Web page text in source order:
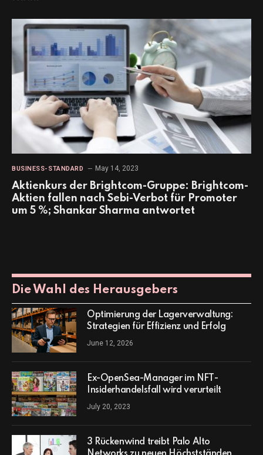
BUSINESS-STANDARD May 14, 2023
Aktienkurs der Brightcom-Gruppe: Brightcom-
Aktien fallen nach Sebi-Verbot für Promoter
um 5 %; Shankar Sharma antwortet
Die Wahl des Herausgebers
Optimierung der Lagerverwaltung:
Strategien für Effizienz und Erfolg
June 12, 2026
Ex-OpenSea-Manager im NFT-
Insiderhandelsfall wird verurteilt
July 20, 2023
3 Rückenwind treibt Palo Alto